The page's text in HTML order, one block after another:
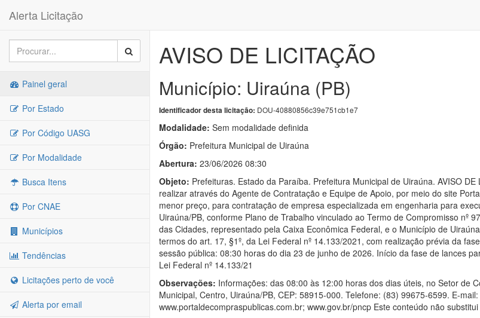
Alerta Licitação
Painel geral
Por Estado
Por Código UASG
Por Modalidade
Busca Itens
Por CNAE
Municípios
Tendências
Licitações perto de você
Alerta por email
AVISO DE LICITAÇÃO
Município: Uiraúna (PB)
Identificador desta licitação: DOU-40880856c39e751cb1e7
Modalidade: Sem modalidade definida
Órgão: Prefeitura Municipal de Uiraúna
Abertura: 23/06/2026 08:30
Objeto: Prefeituras. Estado da Paraíba. Prefeitura Municipal de Uiraúna. AVISO
realizar através do Agente de Contratação e Equipe de Apoio, por meio do site
menor preço, para contratação de empresa especializada em engenharia para
Uiraúna/PB, conforme Plano de Trabalho vinculado ao Termo de Compromisso nº
das Cidades, representado pela Caixa Econômica Federal, e o Município de
termos do art. 17, §1º, da Lei Federal nº 14.133/2021, com realização prévia da
sessão pública: 08:30 horas do dia 23 de junho de 2026. Início da fase de lances
Lei Federal nº 14.133/21
Observações: Informações: das 08:00 às 12:00 horas dos dias úteis, no Setor de
Municipal, Centro, Uiraúna/PB, CEP: 58915-000. Telefone: (83) 99675-6599. E-
www.portaldecompraspublicas.com.br; www.gov.br/pncp Este conteúdo não